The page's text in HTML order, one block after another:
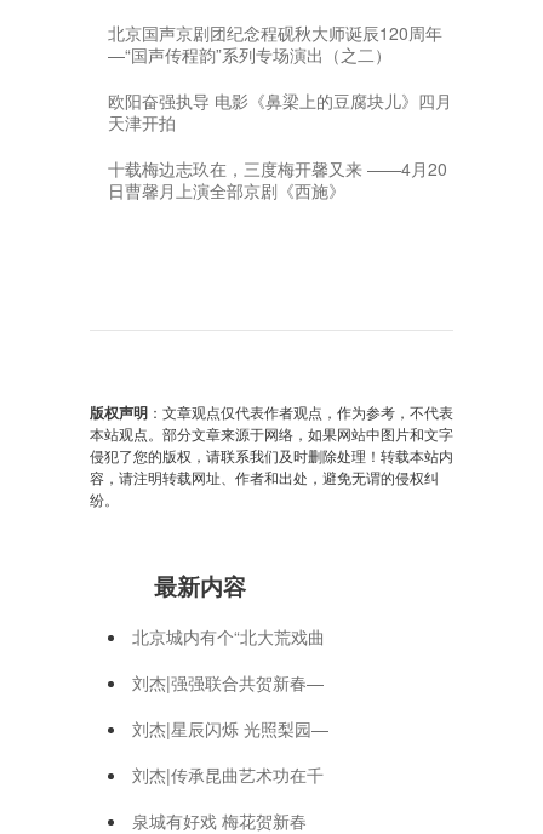
北京国声京剧团纪念程砚秋大师诞辰120周年
—“国声传程韵”系列专场演出（之二）
欧阳奋强执导 电影《鼻梁上的豆腐块儿》四月
天津开拍
十载梅边志玖在，三度梅开馨又来 ——4月20
日曹馨月上演全部京剧《西施》
版权声明 ：文章观点仅代表作者观点，作为参考，不代表
本站观点。部分文章来源于网络，如果网站中图片和文字
侵犯了您的版权，请联系我们及时删除处理！转载本站内
容，请注明转载网址、作者和出处，避免无谓的侵权纠
纷。
最新内容
北京城内有个“北大荒戏曲
刘杰|强强联合共贺新春—
刘杰|星辰闪烁 光照梨园—
刘杰|传承昆曲艺术功在千
泉城有好戏 梅花贺新春